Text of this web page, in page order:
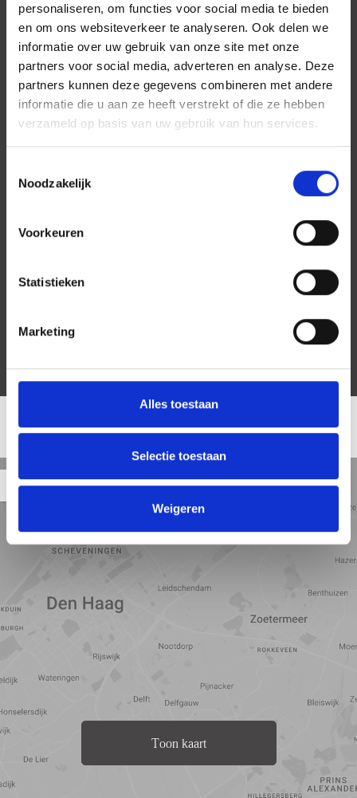
personaliseren, om functies voor social media te bieden
en om ons websiteverkeer te analyseren. Ook delen we
informatie over uw gebruik van onze site met onze
partners voor social media, adverteren en analyse. Deze
partners kunnen deze gegevens combineren met andere
informatie die u aan ze heeft verstrekt of die ze hebben
verzameld op basis van uw gebruik van hun services.
Noodzakelijk
Voorkeuren
Statistieken
Marketing
Alles toestaan
Selectie toestaan
Weigeren
handdoekradiator en een tweede toilet.
Daarnaast beschikt het appartement over een eigen berging in de
onderbouw van het complex, met voldoende ruimte voor fietsen
en andere spullen. Ook is er een beveiligde privéparkeerplaats
inbegrepen.
Bijzonderheden:
• Beschikbaar voor minimaal 12 maanden
• Ongemeubileerd
• Huurprijs is exclusief kosten voor nutsvoorzieningen, tv en
• Privéparkeerplaats op afgesloten terrein en berging inbegrepen
LOCATIE
Straat
Satelliet
Kaart
5 min 10 min 15 min
Toon kaart